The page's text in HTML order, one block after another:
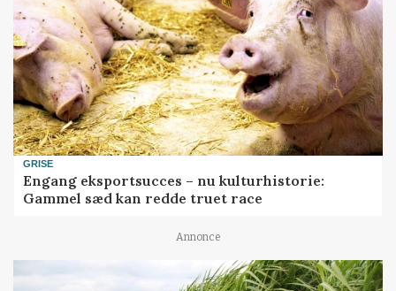
GRISE
Engang eksportsucces – nu kulturhistorie:
Gammel sæd kan redde truet race
Annonce